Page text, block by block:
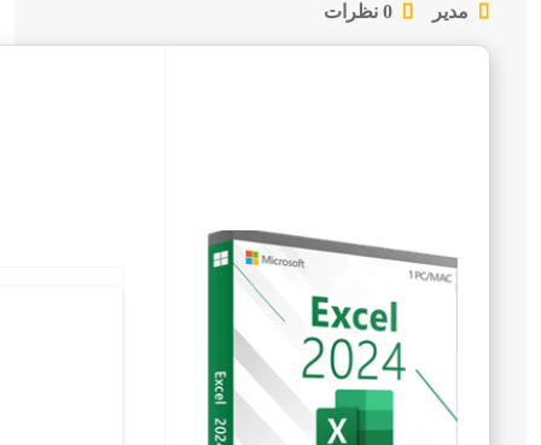
مدیر 0 نظرات